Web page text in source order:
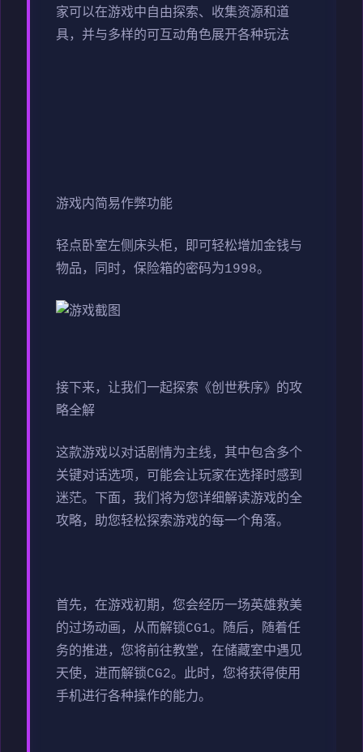
家可以在游戏中自由探索、收集资源和道
具，并与多样的可互动角色展开各种玩法
游戏内简易作弊功能
轻点卧室左侧床头柜，即可轻松增加金钱与
物品，同时，保险箱的密码为1998。
接下来，让我们一起探索《创世秩序》的攻
略全解
这款游戏以对话剧情为主线，其中包含多个
关键对话选项，可能会让玩家在选择时感到
迷茫。下面，我们将为您详细解读游戏的全
攻略，助您轻松探索游戏的每一个角落。
首先，在游戏初期，您会经历一场英雄救美
的过场动画，从而解锁CG1。随后，随着任
务的推进，您将前往教堂，在储藏室中遇见
天使，进而解锁CG2。此时，您将获得使用
手机进行各种操作的能力。